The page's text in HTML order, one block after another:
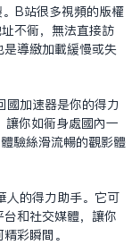
B站很多视频的版权
不同，无法直接访
导致加载缓慢或失
加速器是你的得力
你如同身处国内一
验丝滑流畅的观影体
的得力助手。它可
和社交媒体，让你
彩瞬间。